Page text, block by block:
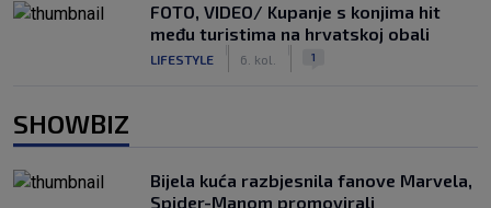
FOTO, VIDEO/ Kupanje s konjima hit
među turistima na hrvatskoj obali
LIFESTYLE 6. kol. 1
SHOWBIZ
Bijela kuća razbjesnila fanove Marvela,
Spider-Manom promovirali